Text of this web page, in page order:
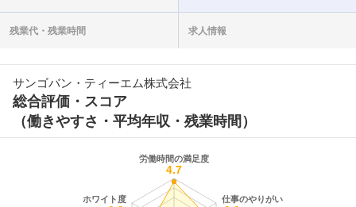
残業代・ 残業時間 求人情報
サンゴバン・ティーエム株式会社
総合評価・スコア
（働きやすさ・平均年収・残業時間）